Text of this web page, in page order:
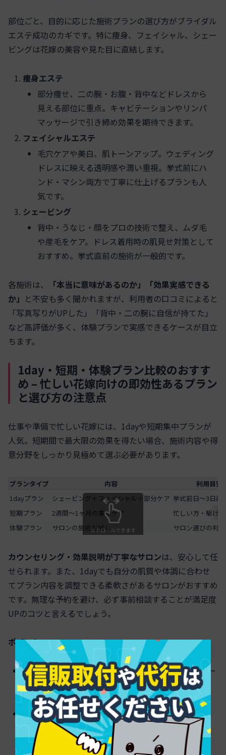
部位ごと、目的に応じた施術プランの選び方がブライダル
エステ成功のカギです。特に痩身、フェイシャル、シェー
ビングは花嫁の美容や見た目に直結します。
痩身エステ
部分痩せ、二の腕・お腹・背中などドレスから
見える部位に重点。キャビテーションやリンパ
マッサージで引き締め効果を期待できます。
フェイシャルエステ
毛穴ケアや美白、肌トーンアップ。ウェディング
ドレスに映える透明感や潤い重視。挙式前にハ
ンド・マシン両方で丁寧に仕上げるプランも人
気です。
シェービング
背中・うなじ・顔をプロの技術で整え、ムダ毛
や産毛をケア。ドレス着用時の肌見せ対策として
おすすめ。挙式直前の施術が一般的です。
各施術は、
「本当に意味があるのか」「効果実感できる
か」 と不安も多く聞かれますが、利用者の口コミによると
「写真写りがUPした」「背中・二の腕に自信が持てた」
など高評価が多く、体験プランで実感できるケースが目立
ちます。
1day・短期・体験プラン比較のおすす
め – 忙しい花嫁向けの即効性あるプラン
と選び方の注意点
仕事や準備で忙しい花嫁には、1dayや短期集中プランが
人気。短期間で最大限の効果を得たい場合、施術内容や得
意分野をしっかり見極めて選ぶ必要があります。
プランタイプ 内容
利用目安
1dayプラン
シェービング＋フェイシャル＋部分ケア 挙式前日～3日前
短期プラン
2週間～1ヶ月の集中ケア
忙しい方・駆け
体験プラン
サロンの施術お試し サロン選びの判
スクロールできます
カウンセリング・効果説明が丁寧なサロンは、安心して任
せられます。また、1dayでも自分の肌質や体調に合わせ
てプラン内容を調整できる柔軟さがあるサロンがおすすめ
です。無理な予約を避け、必ず事前相談することが満足度
UPのコツと言えるでしょう。
ポイント
自分の挙式日と予定に合わせて無理のないスケジュー
ルを立てる
初回体験や口コミを参考に、納得できるサロン選び
を意識